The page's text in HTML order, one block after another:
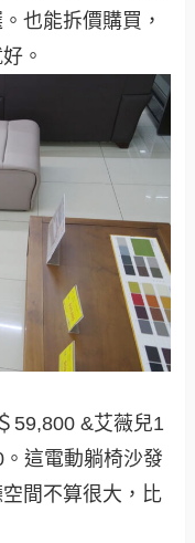
也能拆價購買，
。
59,800 &艾薇兒1
這電動躺椅沙發
間不算很大，比